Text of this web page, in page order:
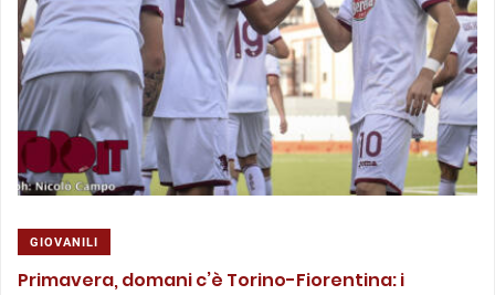
GIOVANILI
Primavera, domani c’è Torino-Fiorentina: i